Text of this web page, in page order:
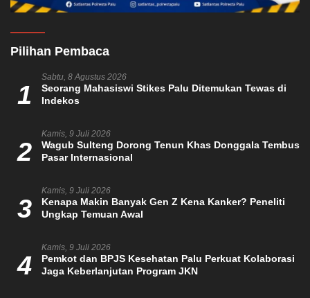
Pilihan Pembaca
1
Sabtu, 8 Agustus 2026
Seorang Mahasiswi Stikes Palu Ditemukan Tewas di
Indekos
2
Kamis, 9 Juli 2026
Wagub Sulteng Dorong Tenun Khas Donggala Tembus
Pasar Internasional
3
Kamis, 9 Juli 2026
Kenapa Makin Banyak Gen Z Kena Kanker? Peneliti
Ungkap Temuan Awal
4
Kamis, 9 Juli 2026
Pemkot dan BPJS Kesehatan Palu Perkuat Kolaborasi
Jaga Keberlanjutan Program JKN